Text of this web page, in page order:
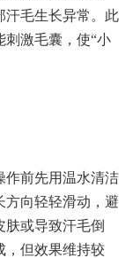
汗毛生长异常。此
刺激毛囊，使“小
作前先用温水清洁
方向轻轻滑动，避
或导致汗毛倒
，但效果维持较